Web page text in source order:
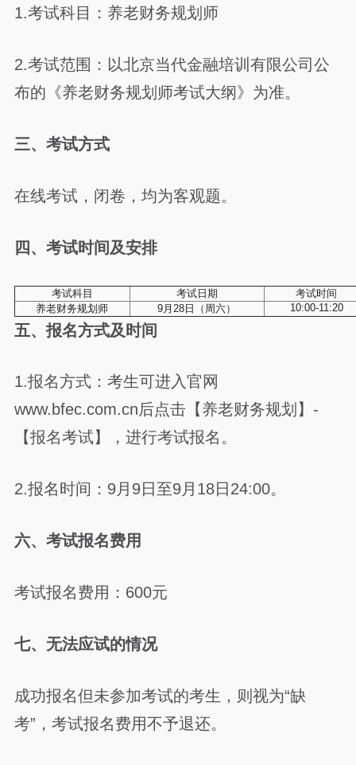
1.考试科目：养老财务规划师
2.考试范围：以北京当代金融培训有限公司公
布的《养老财务规划师考试大纲》为准。
三、考试方式
在线考试，闭卷，均为客观题。
四、考试时间及安排
考试科目 考试日期
考试时间
养老财务规划师
9月28日（周六） 10:00-11:20
五、报名方式及时间
1.报名方式：考生可进入官网
www.bfec.com.cn后点击【养老财务规划】-
【报名考试】，进行考试报名。
2.报名时间：9月9日至9月18日24:00。
六、考试报名费用
考试报名费用：600元
七、无法应试的情况
成功报名但未参加考试的考生，则视为“缺
考”，考试报名费用不予退还。